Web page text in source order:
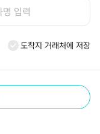
도착지 거래처에 저장